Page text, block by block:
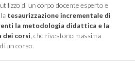
di un corpo docente esperto e
tesaurizzazione incrementale di
la metodologia didattica e la
dei corsi , che rivestono massima
un corso.